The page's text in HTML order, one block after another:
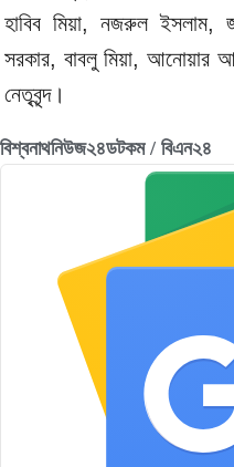
হাবিব মিয়া, নজরুল ইসলাম,
সরকার, বাবলু মিয়া, আনোয়ার
নেতৃবৃন্দ।
বিশ্বনাথনিউজ২৪ডটকম / বিএন২৪